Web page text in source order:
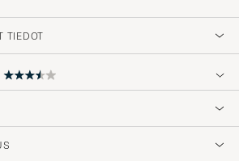
TIEDOT
fin kommunikasjon og supert